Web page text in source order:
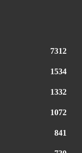
7312
1534
1332
1072
841